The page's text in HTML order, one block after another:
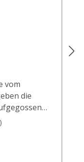
vom
die
unserem